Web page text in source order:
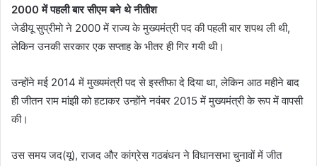
2000 में पहली बार सीएम बने थे नीतीश
जेडीयू सुप्रीमो ने 2000 में राज्य के मुख्यमंत्री पद की पहली बार शपथ ली थी,
लेकिन उनकी सरकार एक सप्ताह के भीतर ही गिर गयी थी।
उन्होंने मई 2014 में मुख्यमंत्री पद से इस्तीफा दे दिया था, लेकिन आठ महीने बाद
ही जीतन राम मांझी को हटाकर उन्होंने नवंबर 2015 में मुख्यमंत्री के रूप में वापसी
की।
उस समय जद(यू), राजद और कांग्रेस गठबंधन ने विधानसभा चुनावों में जीत